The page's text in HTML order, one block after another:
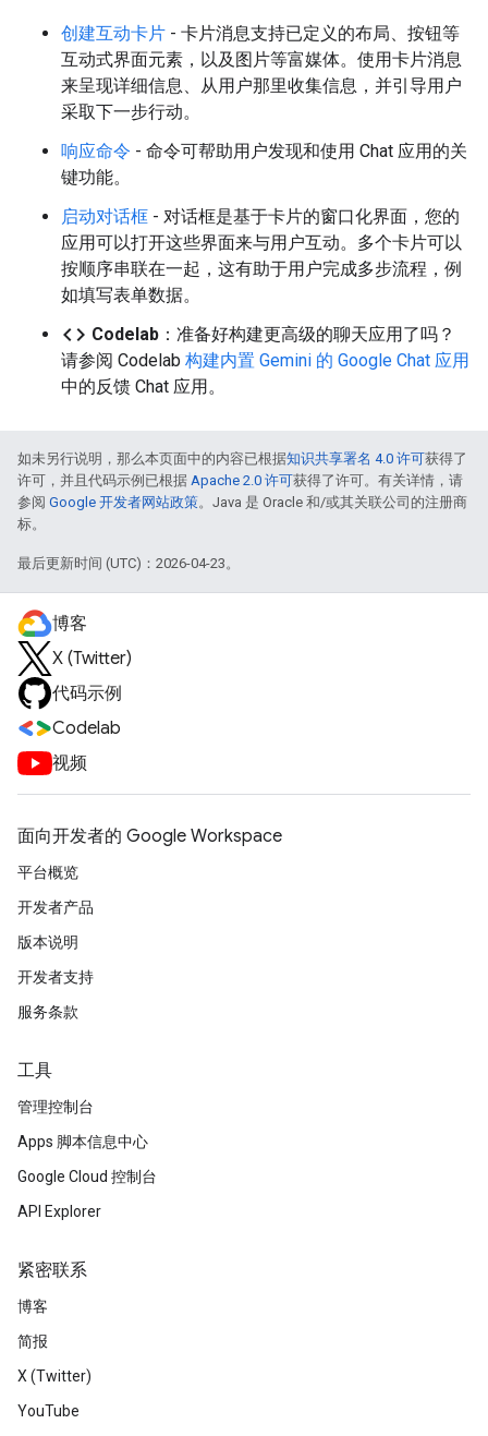
创建互动卡片 - 卡片消息支持已定义的布局、按钮等
互动式界面元素，以及图片等富媒体。使用卡片消息
来呈现详细信息、从用户那里收集信息，并引导用户
采取下一步行动。
响应命令 - 命令可帮助用户发现和使用 Chat 应用的关
键功能。
启动对话框 - 对话框是基于卡片的窗口化界面，您的
应用可以打开这些界面来与用户互动。多个卡片可以
按顺序串联在一起，这有助于用户完成多步流程，例
如填写表单数据。
code Codelab ：准备好构建更高级的聊天应用了吗？
请参阅 Codelab 构建内置 Gemini 的 Google Chat 应用
中的反馈 Chat 应用。
如未另行说明，那么本页面中的内容已根据知识共享署名 4.0 许可获得了
许可，并且代码示例已根据 Apache 2.0 许可获得了许可。有关详情，请
参阅 Google 开发者网站政策。Java 是 Oracle 和/或其关联公司的注册商
标。
最后更新时间 (UTC)：2026-04-23。
博客
X (Twitter)
代码示例
Codelab
视频
面向开发者的 Google Workspace
平台概览
开发者产品
版本说明
开发者支持
服务条款
工具
管理控制台
Apps 脚本信息中心
Google Cloud 控制台
API Explorer
紧密联系
博客
简报
X (Twitter)
YouTube